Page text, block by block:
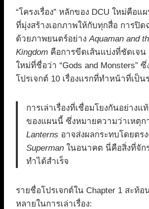
“โครงเรื่อง” หลักของ DCU ใหม่คือแ
ที่มุ่งสร้างเอกภาพให้กับทุกสื่อ การปิด
ด้วยภาพยนตร์อย่าง Aquaman and
Kingdom คือการขีดเส้นแบ่งที่ชัดเจน
ใหม่ที่ชื่อว่า “Gods and Monsters”
โปรเจกต์ 10 เรื่องแรกที่ทำหน้าที่เป็
การเล่าเรื่องที่เชื่อมโยงกันอย่างแ
ของแผนนี้ ซึ่งหมายความว่าเหตุ
Lanterns อาจส่งผลกระทบโดยตร
Superman ในอนาคต นี่คือสิ่งที่จัก
ทำได้สำเร็จ
รายชื่อโปรเจกต์ใน Chapter 1 สะท้
หลายในการเล่าเรื่อง: